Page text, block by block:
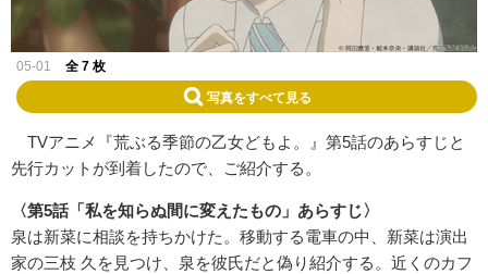
05-01 全 7 枚
写真をすべて見る
TVアニメ『荒ぶる季節の乙女どもよ。』第5話のあらすじと
先行カットが到着したので、ご紹介する。
〈第5話「私を知らぬ間に変えたもの」あらすじ〉
泉は新菜に相談を持ちかけた。移動する電車の中、新菜は演出
家の三枝 久を見つけ、泉を彼氏だと偽り紹介する。近くのカフ